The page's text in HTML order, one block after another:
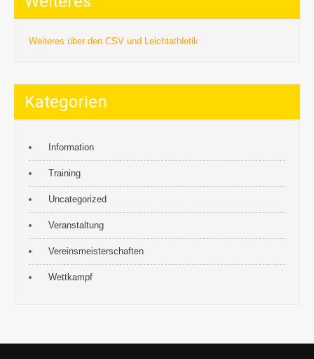
Weiteres über den CSV und Leichtathletik
Kategorien
Information
Training
Uncategorized
Veranstaltung
Vereinsmeisterschaften
Wettkampf